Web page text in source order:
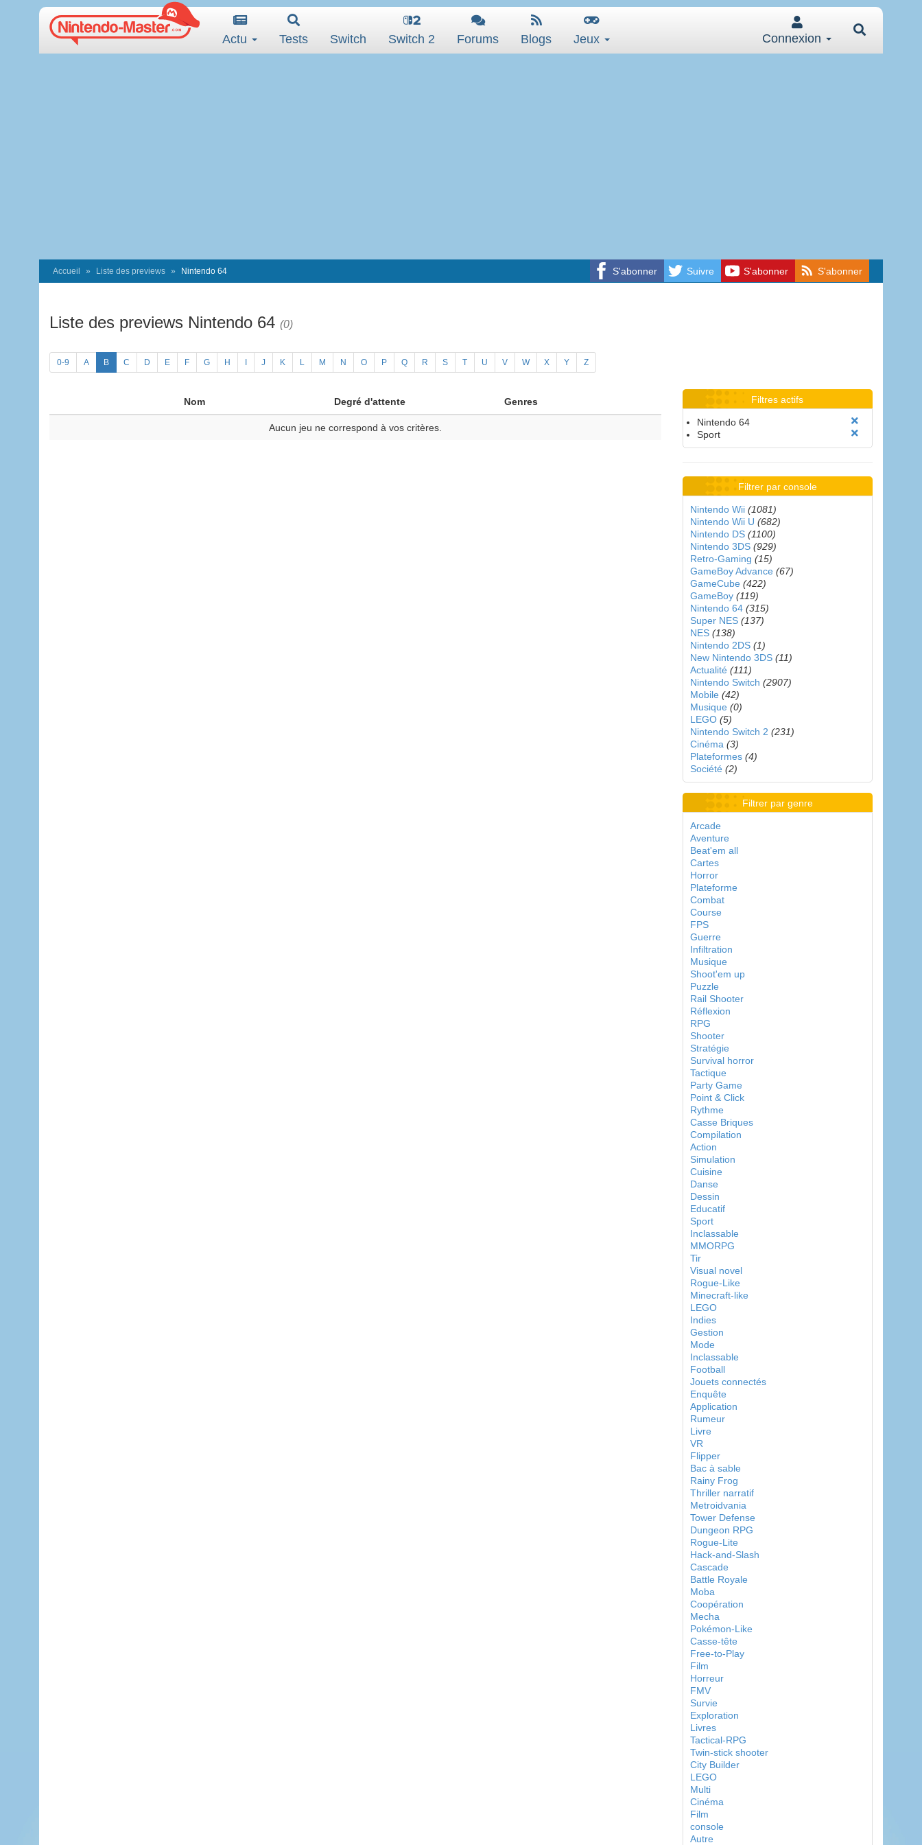
Actu Tests Switch Switch 2 Forums Blogs Jeux Connexion
S'abonner Suivre S'abonner S'abonner
Accueil Liste des previews Nintendo 64
Liste des previews Nintendo 64 (0)
0-9 A B C D E F G H J K L M N O P Q R S T U V W X Y Z
Nom Degré d'attente Genres
Aucun jeu ne correspond à vos critères.
Filtres actifs
Nintendo 64
Sport
Filtrer par console
Nintendo Wii (1081)
Nintendo Wii U (682)
Nintendo DS (1100)
Nintendo 3DS (929)
Retro-Gaming (15)
GameBoy Advance (67)
GameCube (422)
GameBoy (119)
Nintendo 64 (315)
Super NES (137)
NES (138)
Nintendo 2DS (1)
New Nintendo 3DS (11)
Actualité (111)
Nintendo Switch (2907)
Mobile (42)
Musique (0)
LEGO (5)
Nintendo Switch 2 (231)
Cinéma (3)
Plateformes (4)
Société (2)
Filtrer par genre
Arcade
Aventure
Beat'em all
Cartes
Horror
Plateforme
Combat
Course
FPS
Guerre
Infiltration
Musique
Shoot'em up
Puzzle
Rail Shooter
Réflexion
RPG
Shooter
Stratégie
Survival horror
Tactique
Party Game
Point & Click
Rythme
Casse Briques
Compilation
Action
Simulation
Cuisine
Danse
Dessin
Educatif
Sport
Inclassable
MMORPG
Tir
Visual novel
Rogue-Like
Minecraft-like
LEGO
Indies
Gestion
Mode
Inclassable
Football
Jouets connectés
Enquête
Application
Rumeur
Livre
VR
Flipper
Bac à sable
Rainy Frog
Thriller narratif
Metroidvania
Tower Defense
Dungeon RPG
Rogue-Lite
Hack-and-Slash
Cascade
Battle Royale
Moba
Coopération
Mecha
Pokémon-Like
Casse-tête
Free-to-Play
Film
Horreur
FMV
Survie
Exploration
Livres
Tactical-RPG
Twin-stick shooter
City Builder
LEGO
Multi
Cinéma
Film
console
Autre